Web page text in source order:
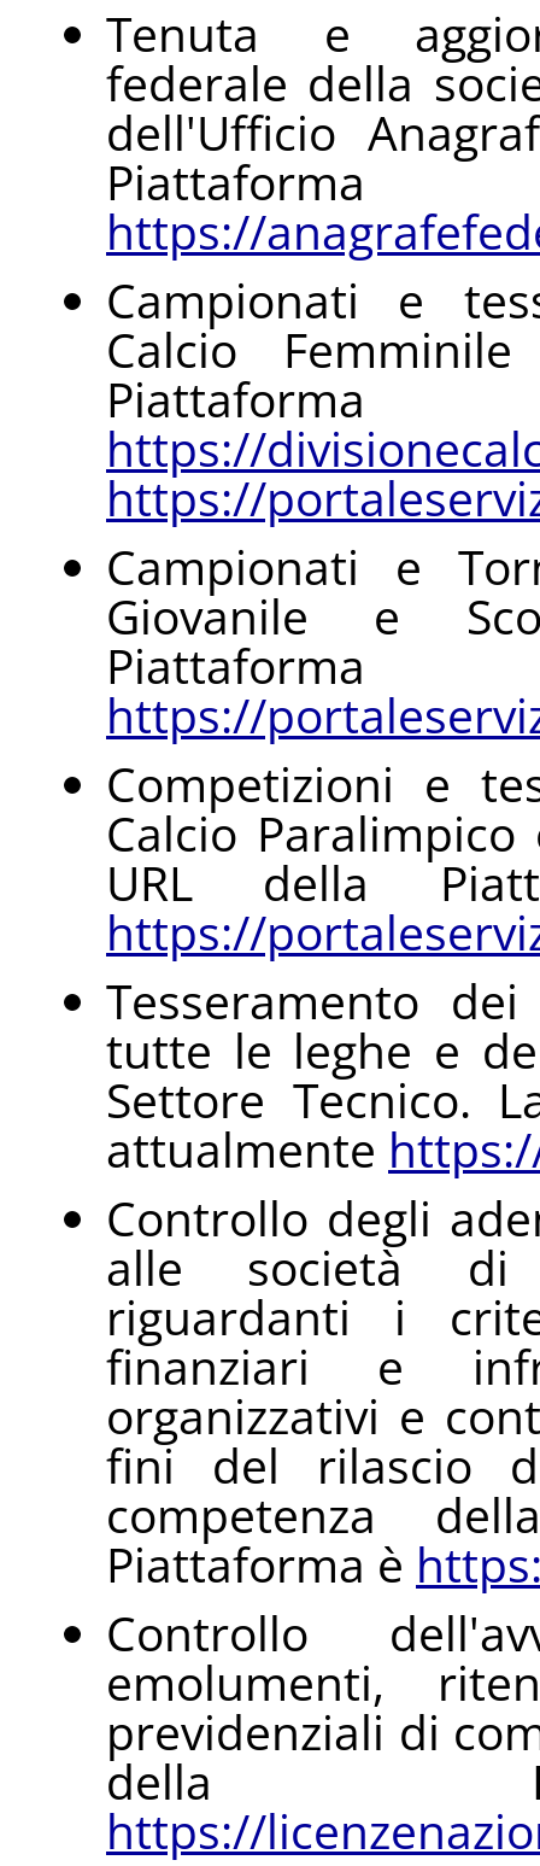
Tenuta e
federale della
dell'Ufficio
https://
Campionati e
Calcio
https://
https://
Campionati e
Giovanile e
https://
Competizioni e
Calcio
URL della
https://
Tesseramento
tutte le leghe e
Settore Tecnico.
attualmente
Controllo degli
alle società di
riguardanti i
finanziari e
organizzativi e
fini del rilascio
competenza
Piattaforma è
Controllo
emolumenti,
previdenziali di
della
https://